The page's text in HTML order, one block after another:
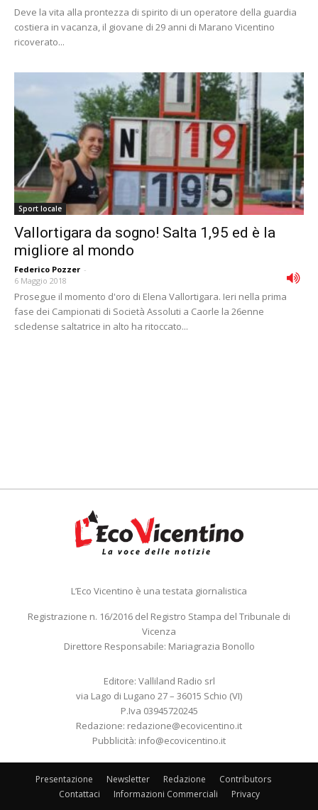
Deve la vita alla prontezza di spirito di un operatore della guardia
costiera in vacanza, il giovane di 29 anni di Marano Vicentino
ricoverato...
Sport locale
Vallortigara da sogno! Salta 1,95 ed è la
migliore al mondo
Federico Pozzer -
6 Maggio 2018
Prosegue il momento d'oro di Elena Vallortigara. Ieri nella prima
fase dei Campionati di Società Assoluti a Caorle la 26enne
scledense saltatrice in alto ha ritoccato...
L’Eco Vicentino è una testata giornalistica
Registrazione n. 16/2016 del Registro Stampa del Tribunale di
Vicenza
Direttore Responsabile: Mariagrazia Bonollo
Editore: Valliland Radio srl
via Lago di Lugano 27 – 36015 Schio (VI)
P.Iva 03945720245
Redazione: redazione@ecovicentino.it
Pubblicità: info@ecovicentino.it
Presentazione Newsletter Redazione
Contributors
Contattaci
Informazioni Commerciali Privacy